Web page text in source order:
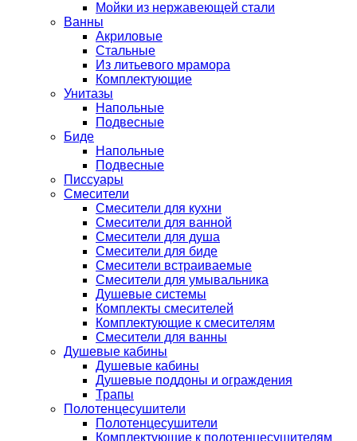
Мойки из нержавеющей стали
Ванны
Акриловые
Стальные
Из литьевого мрамора
Комплектующие
Унитазы
Напольные
Подвесные
Биде
Напольные
Подвесные
Писсуары
Смесители
Смесители для кухни
Смесители для ванной
Смесители для душа
Смесители для биде
Смесители встраиваемые
Смесители для умывальника
Душевые системы
Комплекты смесителей
Комплектующие к смесителям
Смесители для ванны
Душевые кабины
Душевые кабины
Душевые поддоны и ограждения
Трапы
Полотенцесушители
Полотенцесушители
Комплектующие к полотенцесушителям